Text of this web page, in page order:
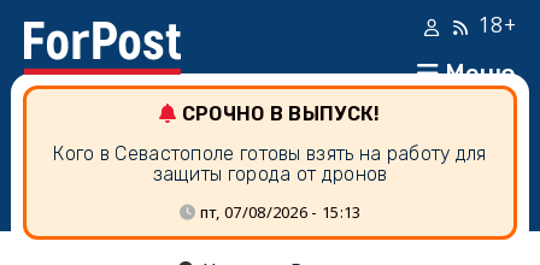
Меню
18+
СРОЧНО В ВЫПУСК!
Кого в Севастополе готовы взять на работу для
защиты города от дронов
пт, 07/08/2026 - 15:13